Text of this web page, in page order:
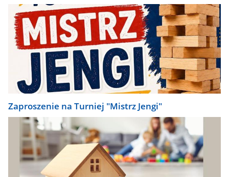
Zaproszenie na Turniej "Mistrz Jengi"